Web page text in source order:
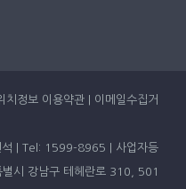
치정보 이용약관 이메일수집거
석 | Tel: 1599-8965 | 사업자등
시 강남구 테헤란로 310, 501